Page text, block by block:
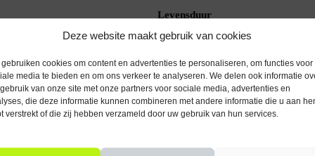
Deze website maakt gebruik van cookies
gebruiken cookies om content en advertenties te personaliseren, om functies voor
media te bieden en om ons verkeer te analyseren. We delen ook informatie
van onze site met onze partners voor sociale media, advertenties en
die deze informatie kunnen combineren met andere informatie die u aan
verstrekt of die zij hebben verzameld door uw gebruik van hun services.
maar draag je ook bij aan een
levert een krachtige lichtopbrengst
als een traditionele 60W
comfortabele en uitnodigende sfeer
avond op de bank
Levensduur
Product hoogte (mm)
Eprel ID